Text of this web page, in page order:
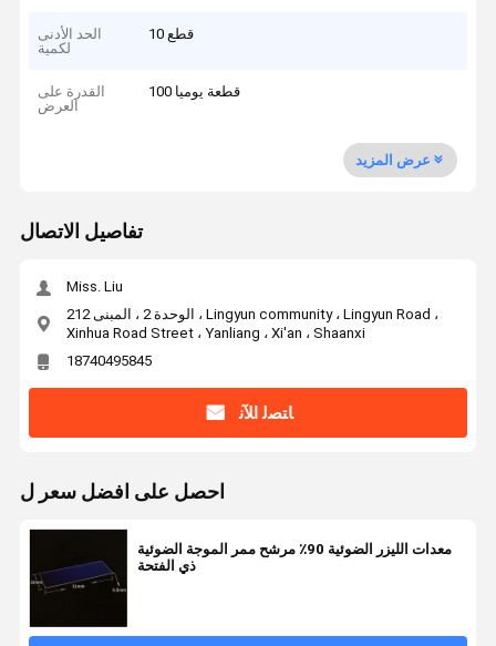
الحد الأدنى
لكمية
10 قطع
القدرة على
العرض
100 قطعة يوميا
عرض المزيد
تفاصيل الاتصال
Miss. Liu
الوحدة 2 ، المبنى 212 ، Lingyun community ، Lingyun Road ،
Xinhua Road Street ، Yanliang ، Xi'an ، Shaanxi
18740495845
ﺎﺘﺼﻟ ﺍﻶﻧ
احصل على افضل سعر ل
معدات الليزر الضوئية 90٪ مرشح ممر الموجة الضوئية
ذي الفتحة